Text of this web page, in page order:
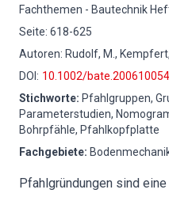
Fachthemen - Bautechnik
Seite: 618-625
Autoren: Rudolf, M., Kempfert,
DOI : 10.1002/bate.200610054
Stichworte: Pfahlgruppen,
Parameterstudien,
Bohrpfähle, Pfahlkopfplatte
Fachgebiete:
Pfahlgründungen sind